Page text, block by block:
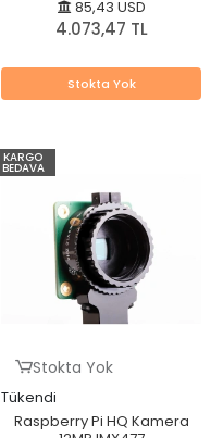
85,43 USD
4.073,47 TL
Stokta Yok
KARGO
BEDAVA
Stokta Yok
Tükendi
Raspberry Pi HQ Kamera